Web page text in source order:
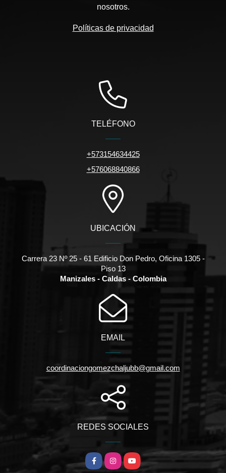
nosotros.
Políticas de privacidad
TELÉFONO
+573154634425
+576068840866
UBICACIÓN
Carrera 23 Nº 25 - 61 Edificio Don Pedro, Oficina 1305 -
Piso 13
Manizales - Caldas - Colombia
EMAIL
coordinaciongomezchaljubb@gmail.com
REDES SOCIALES
FacebookInstagramYouTube